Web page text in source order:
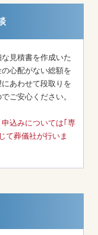
見積書を作成いた
心配がない総額を
あわせて段取りを
ご安心ください。
込みについては｢専
て葬儀社が行いま